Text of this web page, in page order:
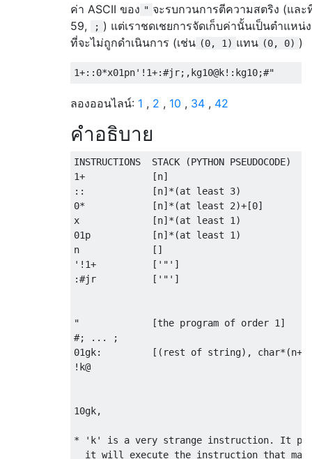
ค่า ASCII ของ " จะรบกวนการตีความสตริง (และ
59,
; ) แต่เราชดเชยการจัดเก็บค่านั้นเป็นตำแหน่ง
ที่จะไม่ถูกดำเนินการ (เช่น (0, 1) แทน (0, 0) )
ลองออนไลน์: 1 , 2 , 10 , 34 , 42
คำอธิบาย
INSTRUCTIONS  STACK (PYTHON
1+            [n]
::            [n]*(at least 3)
0*            [n]*(at least 2)+[0]
x             [n]*(at least 1)
01p           [n]*(at least 1)
n             []
'!1+          ['"']
:#jr          ['"']                               We
"             [the program of order 1]
#; ... ;
01gk:         [(rest of string),
!k@
10gk,
* 'k' is a very strange instruction. It